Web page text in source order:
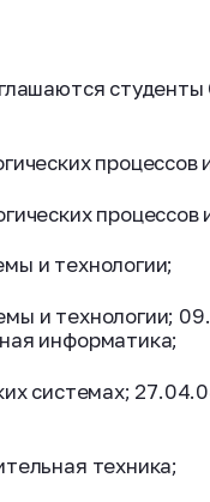
процессов
процессов
и технологии;
и технологии;
информатика;
системах;
техника;